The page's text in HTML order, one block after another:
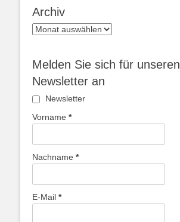
Archiv
Archiv
Melden Sie sich für unseren
Newsletter an
Newsletter
Vorname *
Nachname *
E-Mail *